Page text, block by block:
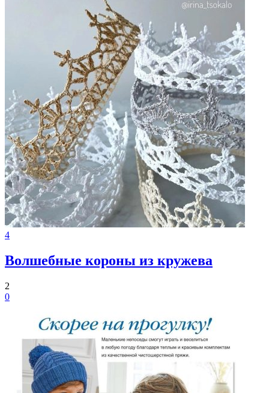
4
Волшебные короны из кружева
2
0